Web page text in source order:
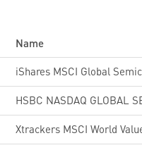
Name
iShares MSCI Global
HSBC NASDAQ GLOBAL
Xtrackers MSCI World